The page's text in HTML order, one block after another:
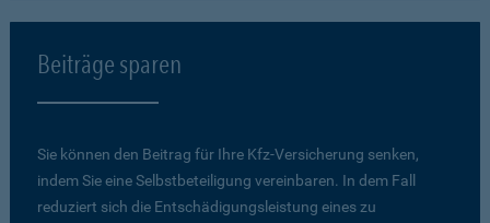
Beiträge sparen
Sie können den Beitrag für Ihre Kfz-Versicherung senken,
indem Sie eine Selbstbeteiligung vereinbaren. In dem Fall
reduziert sich die Entschädigungsleistung eines zu